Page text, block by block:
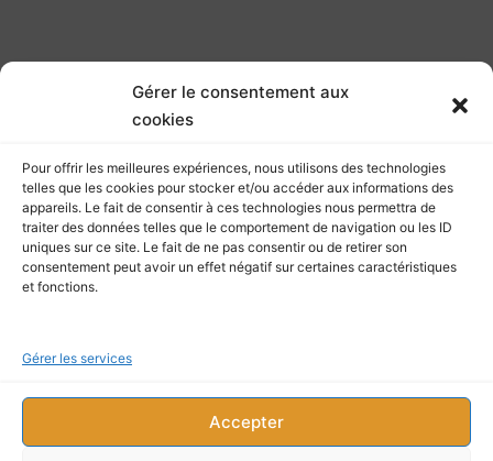
Gérer le consentement aux
cookies
Pour offrir les meilleures expériences, nous utilisons des technologies
telles que les cookies pour stocker et/ou accéder aux informations des
appareils. Le fait de consentir à ces technologies nous permettra de
traiter des données telles que le comportement de navigation ou les ID
uniques sur ce site. Le fait de ne pas consentir ou de retirer son
consentement peut avoir un effet négatif sur certaines caractéristiques
et fonctions.
Gérer les services
Accepter
Retrouvez d'autres
ressources sur dimension-
Phoenix
sans oublier